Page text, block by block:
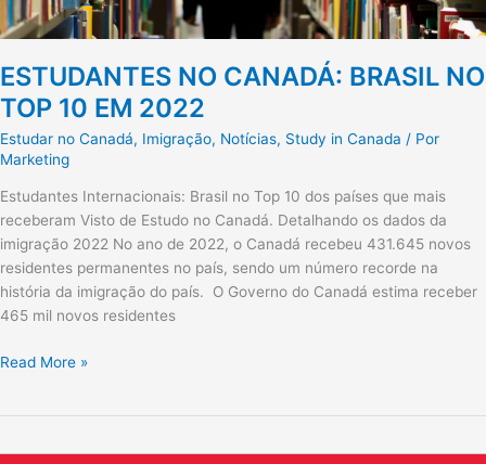
ESTUDANTES NO CANADÁ: BRASIL NO
TOP 10 EM 2022
Estudar no Canadá, Imigração, Notícias, Study in Canada / Por
Marketing
Estudantes Internacionais: Brasil no Top 10 dos países que mais
receberam Visto de Estudo no Canadá. Detalhando os dados da
imigração 2022 No ano de 2022, o Canadá recebeu 431.645 novos
residentes permanentes no país, sendo um número recorde na
história da imigração do país. O Governo do Canadá estima receber
465 mil novos residentes
Read More »